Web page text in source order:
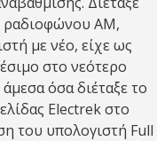
ραδιοφώνου AM,
με νέο, είχε ως
στο νεότερο
όσα διέταξε το
Electrek στο
του υπολογιστή Full